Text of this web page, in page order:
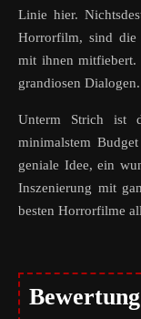
Linie hier.
Horrorfilm, sind die
mit ihnen
grandiosen Dialogen.
Unterm Strich ist
minimalstem
geniale Idee, ein
Inszenierung mit
besten Horrorfilme
Bewertung